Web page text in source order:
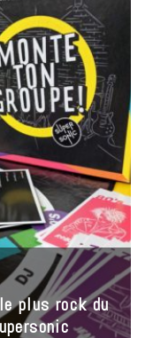
plus rock du